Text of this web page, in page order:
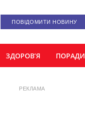
ПОВІДОМИТИ НОВИНУ
ЗДОРОВ’Я ПОРАДИ
РЕКЛАМА